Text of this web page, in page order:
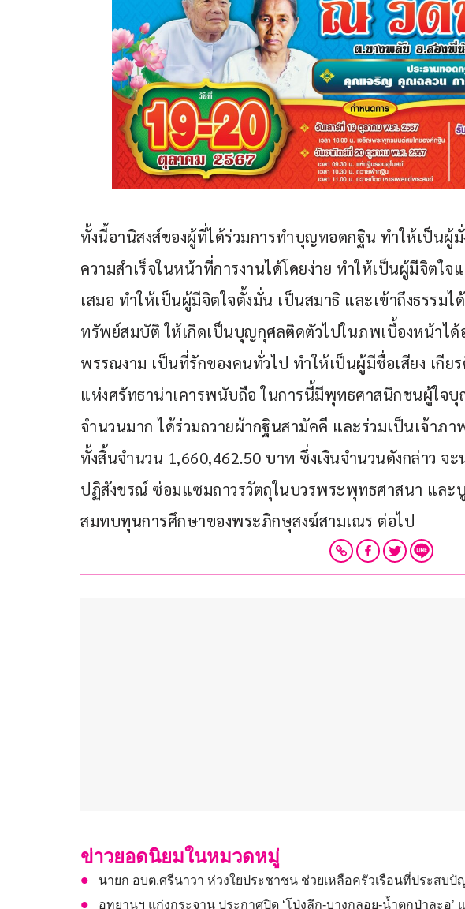
ทั้งนี้อานิสงส์ของผู้ที่ได้ร่วมการทำบุญทอดกฐิน ทำให้เป็นผู้
ความสำเร็จในหน้าที่การงานได้โดยง่าย ทำให้เป็นผู้มีจิตใ
เสมอ ทำให้เป็นผู้มีจิตใจตั้งมั่น เป็นสมาธิ และเข้าถึงธรรมไ
ทรัพย์สมบัติ ให้เกิดเป็นบุญกุศลติดตัวไปในภพเบื้องหน้าได้
พรรณงาม เป็นที่รักของคนทั่วไป ทำให้เป็นผู้มีชื่อเสียง เกีย
แห่งศรัทธาน่าเคารพนับถือ ในการนี้มีพุทธศาสนิกชนผู้ใจ
จำนวนมาก ได้ร่วมถวายผ้ากฐินสามัคคี และร่วมเป็นเจ้าภ
ทั้งสิ้นจำนวน 1,660,462.50 บาท ซึ่งเงินจำนวนดังกล่าว
ปฏิสังขรณ์ ซ่อมแซมถาวรวัตถุในบวรพระพุทธศาสนา แล
สมทบทุนการศึกษาของพระภิกษุสงฆ์สามเณร ต่อไป
ข่าวยอดนิยมในหมวดหมู่
นายก อบต.ศรีนาวา ห่วงใยประชาชน ช่วยเหลือครัวเรือนที่ประสบ
อุทยานฯ แก่งกระจาน ประกาศปิด ‘โป่งลึก-บางกลอย-น้ำตกป่าละอู’